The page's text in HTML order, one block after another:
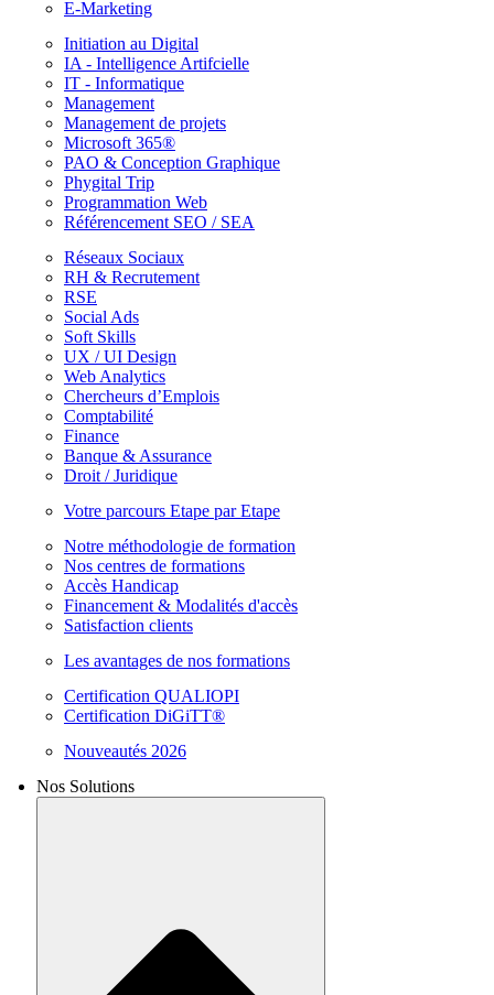
E-Marketing
Initiation au Digital
IA - Intelligence Artifcielle
IT - Informatique
Management
Management de projets
Microsoft 365®
PAO & Conception Graphique
Phygital Trip
Programmation Web
Référencement SEO / SEA
Réseaux Sociaux
RH & Recrutement
RSE
Social Ads
Soft Skills
UX / UI Design
Web Analytics
Chercheurs d’Emplois
Comptabilité
Finance
Banque & Assurance
Droit / Juridique
Votre parcours Etape par Etape
Notre méthodologie de formation
Nos centres de formations
Accès Handicap
Financement & Modalités d'accès
Satisfaction clients
Les avantages de nos formations
Certification QUALIOPI
Certification DiGiTT®
Nouveautés 2026
Nos Solutions